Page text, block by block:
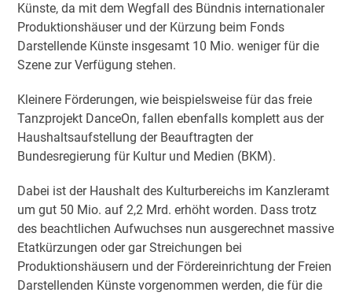
Künste, da mit dem Wegfall des Bündnis internationaler
Produktionshäuser und der Kürzung beim Fonds
Darstellende Künste insgesamt 10 Mio. weniger für die
Szene zur Verfügung stehen.
Kleinere Förderungen, wie beispielsweise für das freie
Tanzprojekt DanceOn, fallen ebenfalls komplett aus der
Haushaltsaufstellung der Beauftragten der
Bundesregierung für Kultur und Medien (BKM).
Dabei ist der Haushalt des Kulturbereichs im Kanzleramt
um gut 50 Mio. auf 2,2 Mrd. erhöht worden. Dass trotz
des beachtlichen Aufwuchses nun ausgerechnet massive
Etatkürzungen oder gar Streichungen bei
Produktionshäusern und der Fördereinrichtung der Freien
Darstellenden Künste vorgenommen werden, die für die